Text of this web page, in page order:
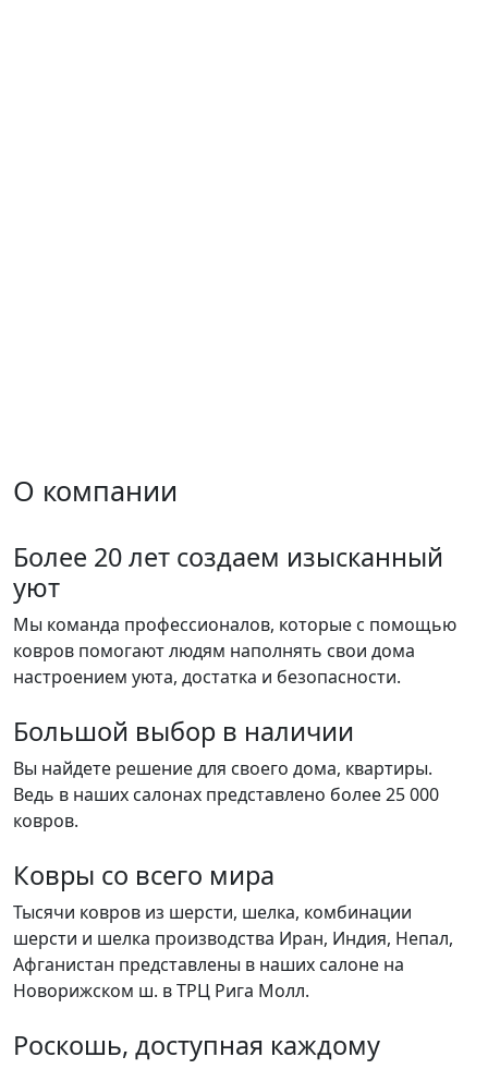
О компании
Более 20 лет создаем изысканный
уют
Мы команда профессионалов, которые с помощью
ковров помогают людям наполнять свои дома
настроением уюта, достатка и безопасности.
Большой выбор в наличии
Вы найдете решение для своего дома, квартиры.
Ведь в наших салонах представлено более 25 000
ковров.
Ковры со всего мира
Тысячи ковров из шерсти, шелка, комбинации
шерсти и шелка производства Иран, Индия, Непал,
Афганистан представлены в наших салоне на
Новорижском ш. в ТРЦ Рига Молл.
Роскошь, доступная каждому